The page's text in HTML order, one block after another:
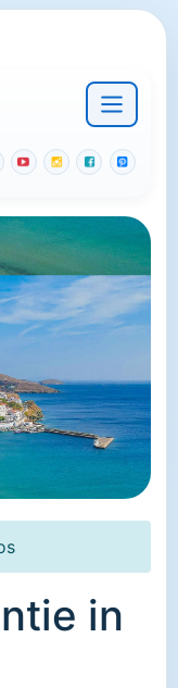
in